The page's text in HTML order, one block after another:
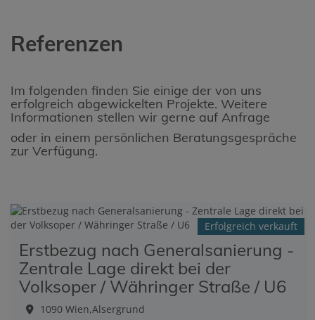
Referenzen
Im folgenden finden Sie einige der von uns
erfolgreich abgewickelten Projekte. Weitere
Informationen stellen wir gerne auf Anfrage
oder in einem persönlichen Beratungsgespräche
zur Verfügung.
Erfolgreich verkauft
Erstbezug nach Generalsanierung -
Zentrale Lage direkt bei der
Volksoper / Währinger Straße / U6
1090 Wien,Alsergrund